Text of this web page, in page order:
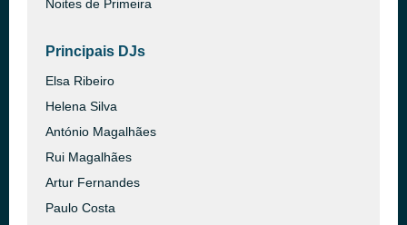
Noites de Primeira
Principais DJs
Elsa Ribeiro
Helena Silva
António Magalhães
Rui Magalhães
Artur Fernandes
Paulo Costa